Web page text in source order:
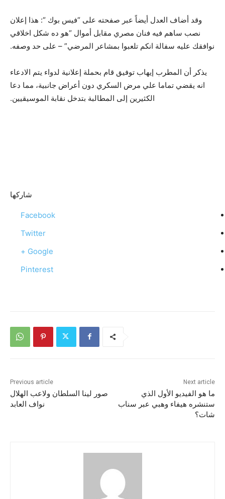
وقد أضاف العدل أيضاً عبر صفحته على “فيس بوك “: هذا إعلان
نصب ساهم فيه فنان مصري مقابل أموال “هو ده شكل اخلاقي
نوافقك عليه سفالة انكم تلعبوا بمشاعر المرضي” – على حد وصفه.
يذكر أن المطرب إيهاب توفيق قام بحملة إعلانية لدواء يتم الادعاء
انه يقضي تماما علي مرض السكري دون أعراض جانبية، مما دعا
الكثيرين إلى المطالبة بتدخل نقابة الموسيقيين.
شاركها
Facebook
Twitter
Google +
Pinterest
Previous article
صور لينا السلطان ولاعب الهلال
نواف العابد
Next article
ما هو الفيديو الأول الذي
ستنشره هيفاء وهبي عبر سناب
شات؟